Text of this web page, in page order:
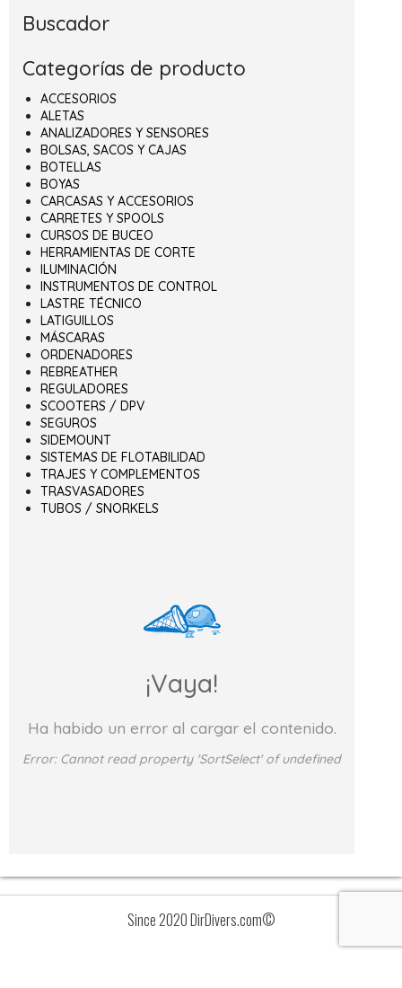
Buscador
Categorías de producto
ACCESORIOS
ALETAS
ANALIZADORES Y SENSORES
BOLSAS, SACOS Y CAJAS
BOTELLAS
BOYAS
CARCASAS Y ACCESORIOS
CARRETES Y SPOOLS
CURSOS DE BUCEO
HERRAMIENTAS DE CORTE
ILUMINACIÓN
INSTRUMENTOS DE CONTROL
LASTRE TÉCNICO
LATIGUILLOS
MÁSCARAS
ORDENADORES
REBREATHER
REGULADORES
SCOOTERS / DPV
SEGUROS
SIDEMOUNT
SISTEMAS DE FLOTABILIDAD
TRAJES Y COMPLEMENTOS
TRASVASADORES
TUBOS / SNORKELS
¡Vaya!
Ha habido un error al cargar el contenido.
Error: Cannot read property 'SortSelect' of undefined
Since 2020 DirDivers.com©